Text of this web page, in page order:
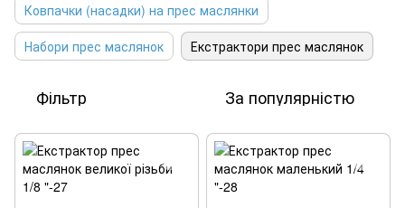
Ковпачки (насадки) на прес маслянки
Набори прес маслянок
Екстрактори прес маслянок
Фільтр За популярністю